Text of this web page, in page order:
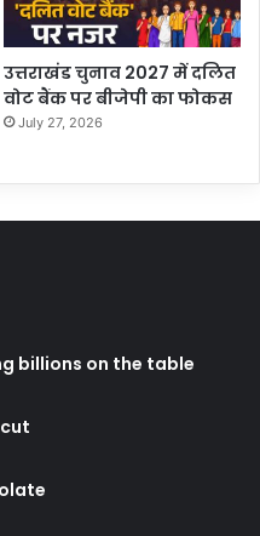
उत्तराखंड चुनाव 2027 में दलित
वोट बैंक पर बीजेपी का फोकस
July 27, 2026
billions on the table